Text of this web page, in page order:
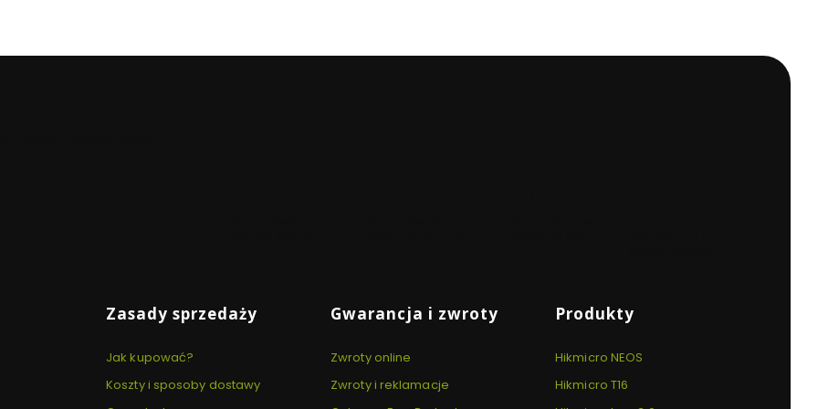
Zasady sprzedaży
Jak kupować?
Koszty i sposoby dostawy
Gwarancja i zwroty
Zwroty online
Zwroty i reklamacje
Produkty
Hikmicro NEOS
Hikmicro T16